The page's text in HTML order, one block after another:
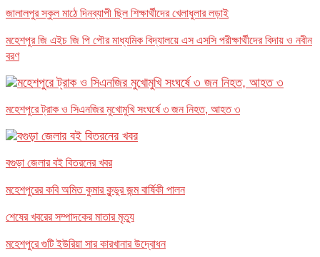
জালালপুর স্কুল মাঠে দিনব্যাপী ছিল শিক্ষার্থীদের খেলাধুলার লড়াই
মহেশপুর জি এইচ জি পি পৌর মাধ্যমিক বিদ্যালয়ে এস এসসি পরীক্ষার্থীদের বিদায় ও নবীন
বরণ
মহেশপুরে ট্রাক ও সিএনজির মুখোমুখি সংঘর্ষে ৩ জন নিহত, আহত ৩
বগুড়া জেলার বই বিতরনের খবর
মহেশপুরের কবি অমিত কুমার কুন্ডুর জন্ম বার্ষিকী পালন
শেষের খবরের সম্পাদকের মাতার মৃত্যু
মহেশপুরে গুটি ইউরিয়া সার কারখানার উদ্বোধন